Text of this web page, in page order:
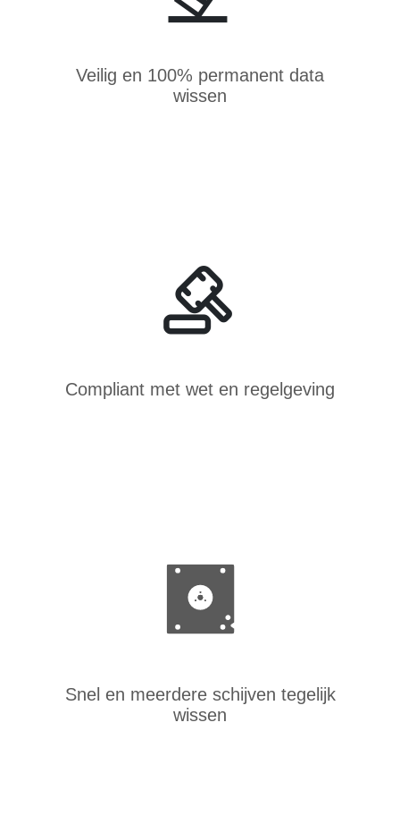
Veilig en 100% permanent data
wissen
Compliant met wet en regelgeving
Snel en meerdere schijven tegelijk
wissen